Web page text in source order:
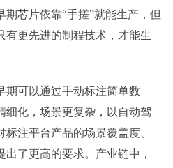
芯片依靠“手搓”就能生产，但
有更先进的制程技术，才能生
期可以通过手动标注简单数
细化，场景更复杂，以自动驾
注平台产品的场景覆盖度、
了更高的要求。产业链中，